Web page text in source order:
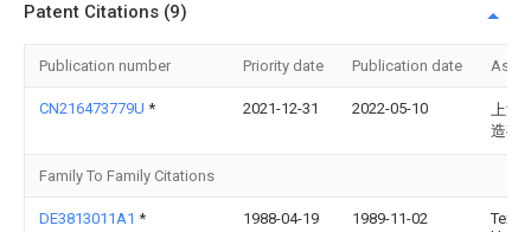
Patent Citations (9)
Publication number Priority date Publication date
CN216473779U * 2021-12-31 2022-05-10
上海
造有
Family To Family Citations
DE3813011A1 * 1988-04-19 1989-11-02